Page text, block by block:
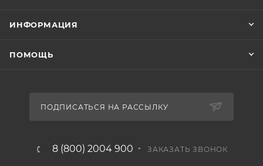
ИНФОРМАЦИЯ
ПОМОЩЬ
ПОДПИСАТЬСЯ НА РАССЫЛКУ
8 (800) 2004 900 ЗАКАЗАТЬ ЗВОНОК